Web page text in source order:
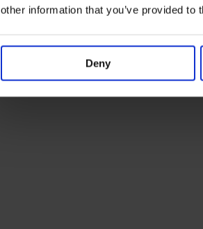
other information that you’ve provided
Deny